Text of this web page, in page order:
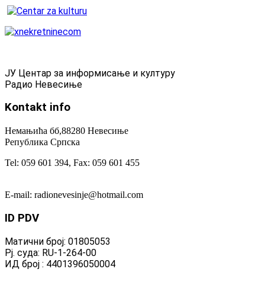
ЈУ Центар за информисање и културу
Радио Невесиње
Kontakt info
Немањића бб,88280 Невесиње
Република Српска
Tel: 059 601 394, Fax: 059 601 455
E-mail: radionevesinje@hotmail.com
ID PDV
Матични број: 01805053
Рј. суда: RU-1-264-00
ИД број : 4401396050004